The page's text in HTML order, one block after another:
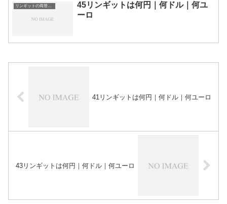
リンギットの両替目安
45リンギットは何円｜何ドル｜何ユ
ーロ
41リンギットは何円｜何ドル｜何ユーロ
43リンギットは何円｜何ドル｜何ユーロ